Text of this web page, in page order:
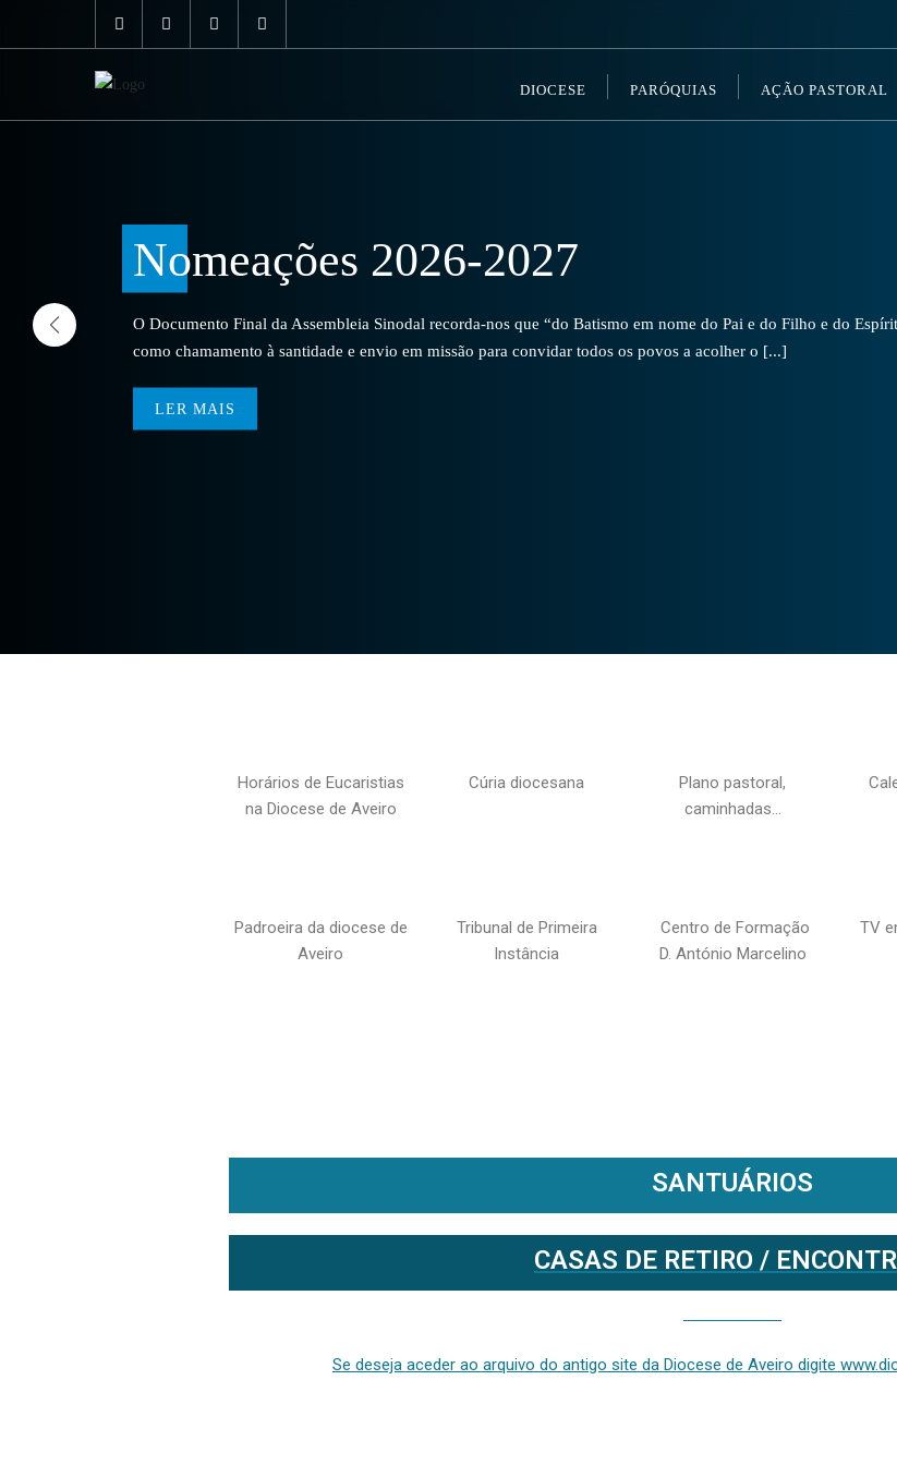
DIOCESE PARÓQUIAS AÇÃO PASTORAL
Nomeações 2026-2027
O Documento Final da Assembleia Sinodal recorda-nos que “do Batismo em nome do Pai e do Filho e do
como chamamento à santidade e envio em missão para convidar todos os povos a acolher o [...]
LER MAIS
Horários de Eucaristias
na Diocese de Aveiro
Cúria diocesana
Plano pastoral,
caminhadas…
Padroeira da diocese de
Aveiro
Tribunal de Primeira
Instância
Centro de Formação
D. António Marcelino
TV
SANTUÁRIOS
CASAS DE RETIRO /
Se deseja aceder ao arquivo do antigo site da Diocese de Aveiro digite